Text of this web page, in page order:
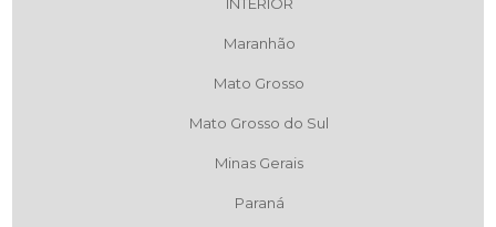
Maranhão
Mato Grosso
Mato Grosso do Sul
Minas Gerais
Paraná